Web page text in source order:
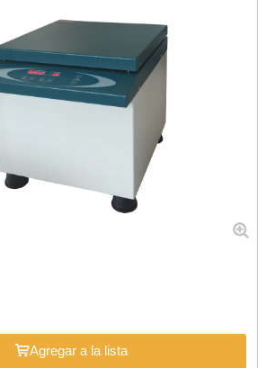
Agregar a la lista